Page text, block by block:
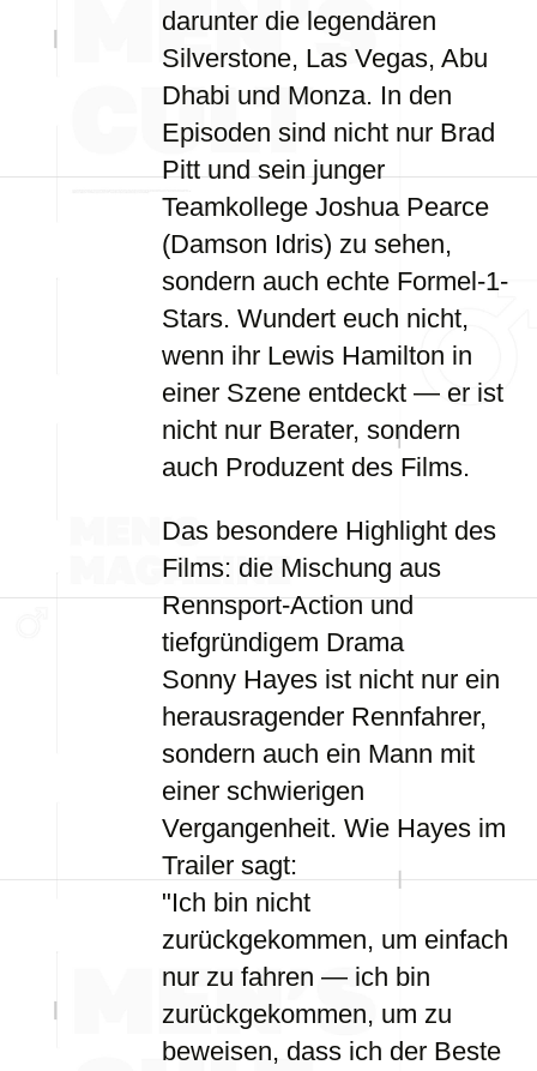
darunter die legendären
Silverstone, Las Vegas, Abu
Dhabi und Monza. In den
Episoden sind nicht nur Brad
Pitt und sein junger
Teamkollege Joshua Pearce
(Damson Idris) zu sehen,
sondern auch echte Formel-1-
Stars. Wundert euch nicht,
wenn ihr Lewis Hamilton in
einer Szene entdeckt — er ist
nicht nur Berater, sondern
auch Produzent des Films.
Das besondere Highlight des
Films: die Mischung aus
Rennsport-Action und
tiefgründigem Drama
Sonny Hayes ist nicht nur ein
herausragender Rennfahrer,
sondern auch ein Mann mit
einer schwierigen
Vergangenheit. Wie Hayes im
Trailer sagt:
"Ich bin nicht
zurückgekommen, um einfach
nur zu fahren — ich bin
zurückgekommen, um zu
beweisen, dass ich der Beste